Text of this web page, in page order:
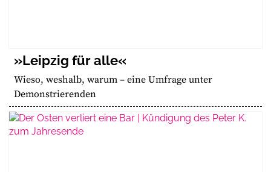
»Leipzig für alle«
Wieso, weshalb, warum – eine Umfrage unter
Demonstrierenden